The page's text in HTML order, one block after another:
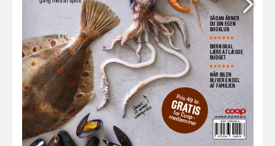
fang ideer til lækre juleopskrifter på www.lykkeberg.com
samvirke@frontmedia.dk
www.frontmedia.dk